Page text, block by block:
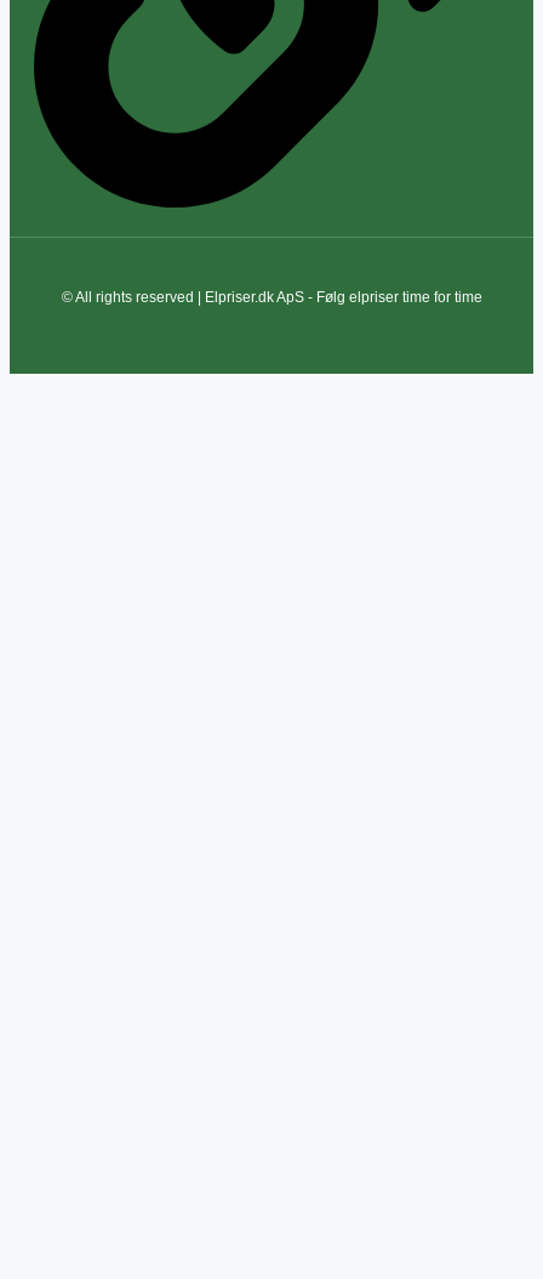
© All rights reserved | Elpriser.dk ApS - Følg elpriser time for time